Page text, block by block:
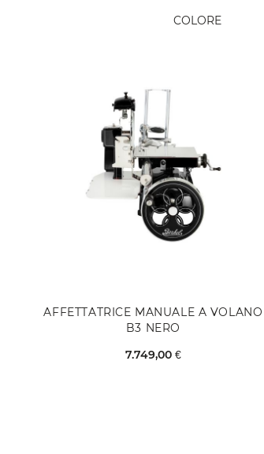
COLORE
AFFETTATRICE MANUALE A VOLANO
B3 NERO
7.749,00 €